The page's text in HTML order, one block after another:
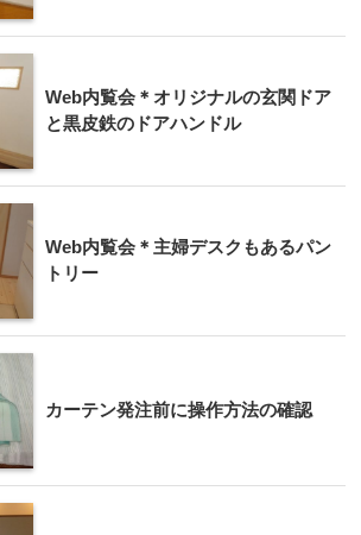
Web内覧会＊オリジナルの玄関ドア
と黒皮鉄のドアハンドル
Web内覧会＊主婦デスクもあるパン
トリー
カーテン発注前に操作方法の確認